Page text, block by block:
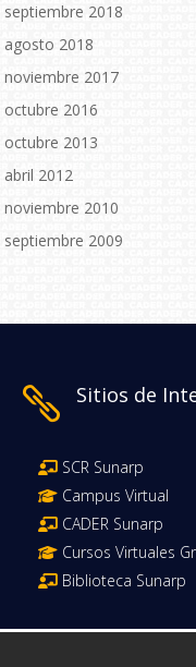
septiembre 2018
agosto 2018
noviembre 2017
octubre 2016
octubre 2013
abril 2012
noviembre 2010
septiembre 2009
 Sitios de
SCR Sunarp
Campus Virtual
CADER Sunarp
Cursos Virtuales
Biblioteca Sunarp